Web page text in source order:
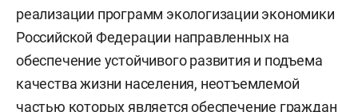
реализации программ экологизации экономики
Российской Федерации направленных на
обеспечение устойчивого развития и подъема
качества жизни населения, неотъемлемой
частью которых является обеспечение граждан